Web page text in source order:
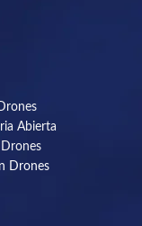
s
Abierta
Drones